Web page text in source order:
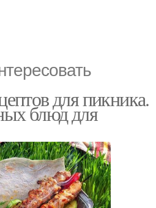
для пикника.
блюд для